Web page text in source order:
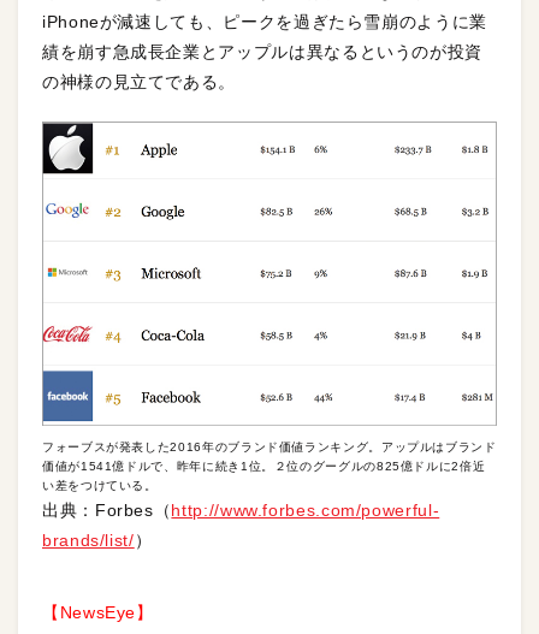
iPhoneが減速しても、ピークを過ぎたら雪崩のように業
績を崩す急成長企業とアップルは異なるというのが投資
の神様の見立てである。
フォーブスが発表した2016年のブランド価値ランキング。アップルはブランド
価値が1541億ドルで、昨年に続き1位。２位のグーグルの825億ドルに2倍近
い差をつけている。
出典：Forbes（http://www.forbes.com/powerful-
brands/list/）
【NewsEye】